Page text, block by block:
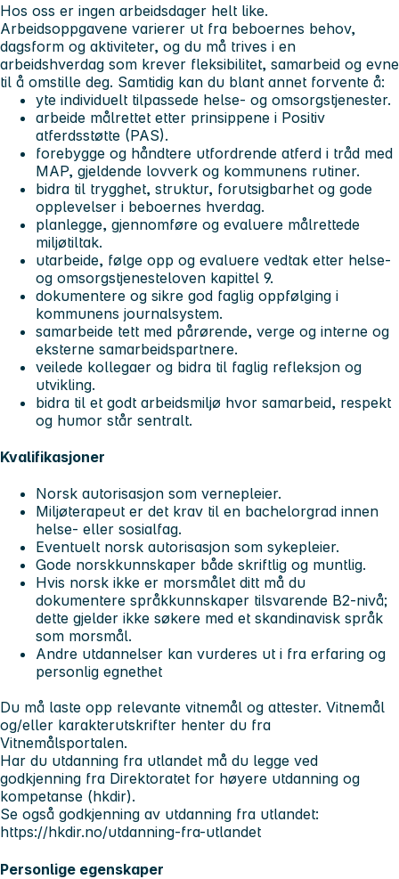
Hos oss er ingen arbeidsdager helt like.
Arbeidsoppgavene varierer ut fra beboernes behov,
dagsform og aktiviteter, og du må trives i en
arbeidshverdag som krever fleksibilitet, samarbeid og evne
til å omstille deg. Samtidig kan du blant annet forvente å:
yte individuelt tilpassede helse- og omsorgstjenester.
arbeide målrettet etter prinsippene i Positiv
atferdsstøtte (PAS).
forebygge og håndtere utfordrende atferd i tråd med
MAP, gjeldende lovverk og kommunens rutiner.
bidra til trygghet, struktur, forutsigbarhet og gode
opplevelser i beboernes hverdag.
planlegge, gjennomføre og evaluere målrettede
miljøtiltak.
utarbeide, følge opp og evaluere vedtak etter helse-
og omsorgstjenesteloven kapittel 9.
dokumentere og sikre god faglig oppfølging i
kommunens journalsystem.
samarbeide tett med pårørende, verge og interne og
eksterne samarbeidspartnere.
veilede kollegaer og bidra til faglig refleksjon og
utvikling.
bidra til et godt arbeidsmiljø hvor samarbeid, respekt
og humor står sentralt.
Kvalifikasjoner
Norsk autorisasjon som vernepleier.
Miljøterapeut er det krav til en bachelorgrad innen
helse- eller sosialfag.
Eventuelt norsk autorisasjon som sykepleier.
Gode norskkunnskaper både skriftlig og muntlig.
Hvis norsk ikke er morsmålet ditt må du
dokumentere språkkunnskaper tilsvarende B2-nivå;
dette gjelder ikke søkere med et skandinavisk språk
som morsmål.
Andre utdannelser kan vurderes ut i fra erfaring og
personlig egnethet
Du må laste opp relevante vitnemål og attester. Vitnemål
og/eller karakterutskrifter henter du fra
Vitnemålsportalen.
Har du utdanning fra utlandet må du legge ved
godkjenning fra Direktoratet for høyere utdanning og
kompetanse (hkdir).
Se også godkjenning av utdanning fra utlandet:
https://hkdir.no/utdanning-fra-utlandet
Personlige egenskaper